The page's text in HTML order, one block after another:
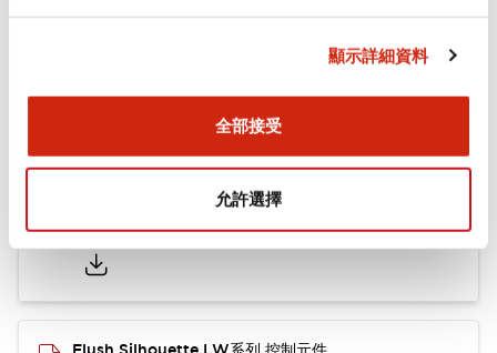
顯示詳細資料
全部接受
允許選擇
認證與標準
Flush Silhouette LW系列 控制元件 (英文版)
2025/09/19.PDF1.23MB